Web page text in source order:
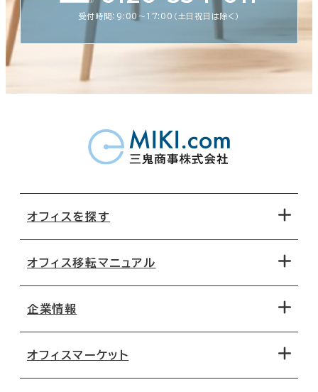
受付時間：9:00〜17:00（土日祝日は除く）
オフィスを探す
地図から探す
路線・駅から探す
オフィス移転マニュアル
移転コストシミュレーション
移転スケジュール
企業情報
オフィスマーケット